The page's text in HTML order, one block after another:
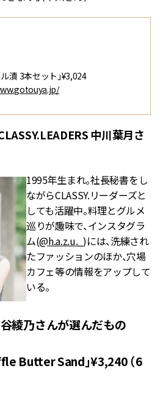
漬 3本セット」¥3,024
中川葉月さ
1995年生まれ。社長秘書をし
ながらCLASSY.リーダーズと
しても活躍中。料理とグルメ
巡りが趣味で、インスタグラ
ム(@h.a.z.u._)には、洗練され
たファッションのほか、穴場
カフェ等の情報をアップして
いる。
綾乃さんが選んだもの
Butter Sand」¥3,240 （6